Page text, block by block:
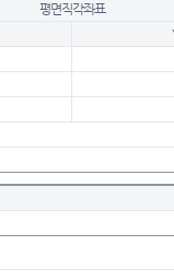
평면직각좌표